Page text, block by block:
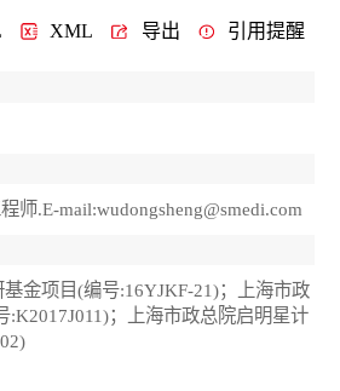
XML 导出 引用提醒
师.E-mail:wudongsheng@smedi.com
基金项目(编号:16YJKF-21)；上海市政
:K2017J011)；上海市政总院启明星计